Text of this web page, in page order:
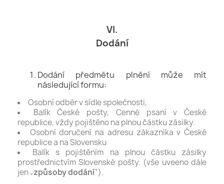
VI.
Dodání
Dodání předmětu plnění může mít
následující formu:
Osobní odběr v sídle společnosti,
Balík České pošty, Cenné psaní v České
republice, vždy pojištěno na plnou částku zásilky.
Osobní doručení na adresu zákazníka v České
republice a na Slovensku
Balík s pojištěním na plnou částku zásilky
prostřednictvím Slovenské pošty. (vše uveeno dále
jen „způsoby dodání“).